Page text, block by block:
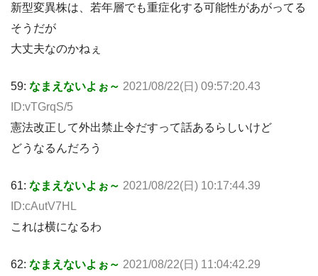
新型変異株は、若年層でも重症化する可能性があがってる
そうだが
大丈夫なのかねぇ
59: なまえないよぉ～ 2021/08/22(日) 09:57:20.43
ID:vTGrqS/5
憲法改正して外出禁止令だすって話あるらしいけど
どうなるんだろう
61: なまえないよぉ～ 2021/08/22(日) 10:17:44.39
ID:cAutV7HL
これは横になるわ
62: なまえないよぉ～ 2021/08/22(日) 11:04:42.29